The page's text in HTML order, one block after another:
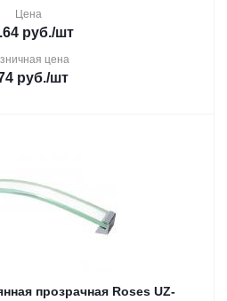
Цена
руб./шт
цена
руб./шт
прозрачная Roses UZ-